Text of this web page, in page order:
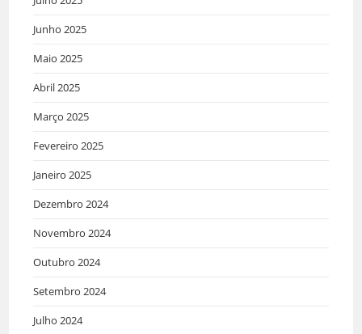
Junho 2025
Maio 2025
Abril 2025
Março 2025
Fevereiro 2025
Janeiro 2025
Dezembro 2024
Novembro 2024
Outubro 2024
Setembro 2024
Julho 2024